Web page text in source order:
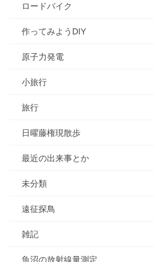
ロードバイク
作ってみようDIY
原子力発電
小旅行
旅行
日曜藤権現散歩
最近の出来事とか
未分類
遠征探鳥
雑記
魚沼の放射線量測定